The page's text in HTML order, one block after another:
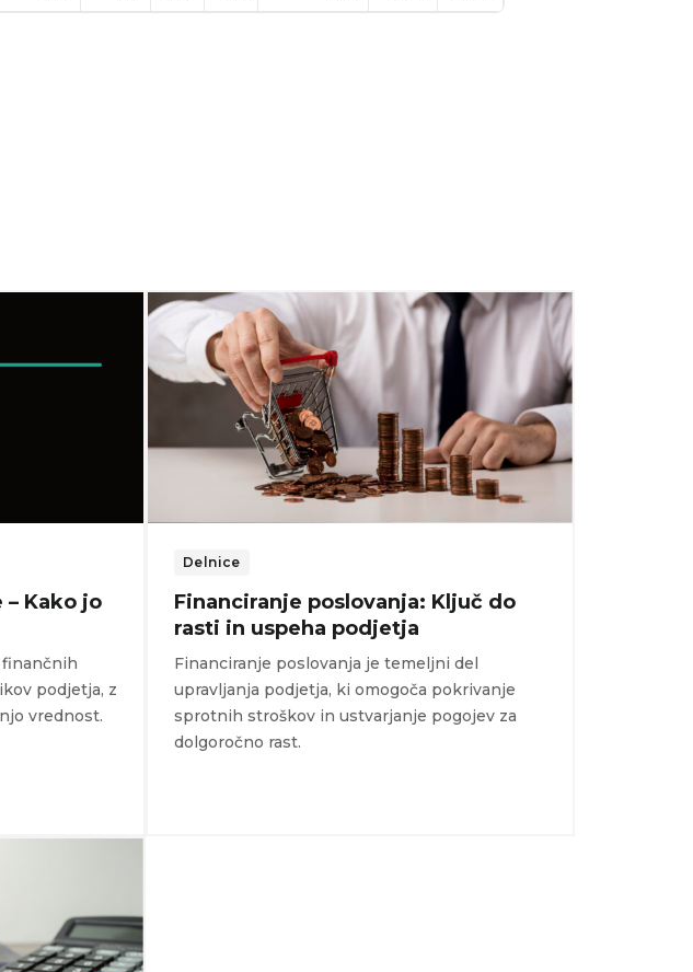
Kako jo
finančnih
podjetja, z
vrednost.
Delnice
Financiranje poslovanja: Ključ do
rasti in uspeha podjetja
Financiranje poslovanja je temeljni del
upravljanja podjetja, ki omogoča pokrivanje
sprotnih stroškov in ustvarjanje pogojev za
dolgoročno rast.